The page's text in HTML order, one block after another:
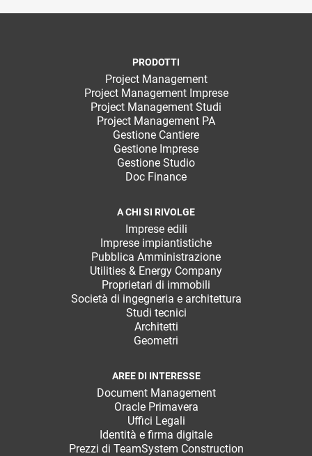
PRODOTTI
Project Management
Project Management Imprese
Project Management Studi
Project Management PA
Gestione Cantiere
Gestione Imprese
Gestione Studio
Doc Finance
A CHI SI RIVOLGE
Imprese edili
Imprese impiantistiche
Pubblica Amministrazione
Utilities & Energy Company
Proprietari di immobili
Società di ingegneria e architettura
Studi tecnici
Architetti
Geometri
AREE DI INTERESSE
Document Management
Oracle Primavera
Uffici Legali
Identità e firma digitale
Prezzi di TeamSystem Construction